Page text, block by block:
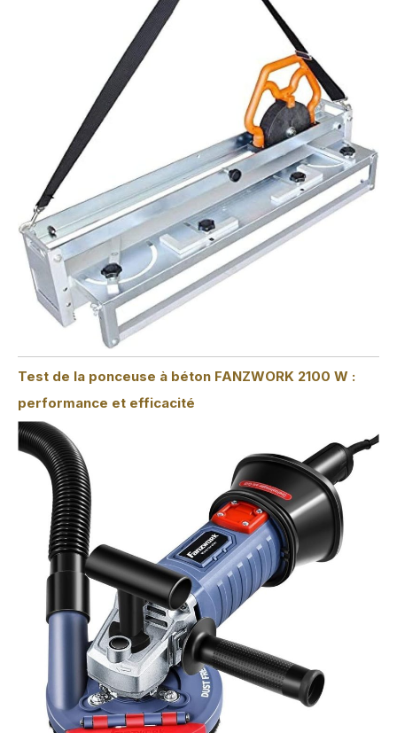
Test de la ponceuse à béton FANZWORK 2100 W :
performance et efficacité